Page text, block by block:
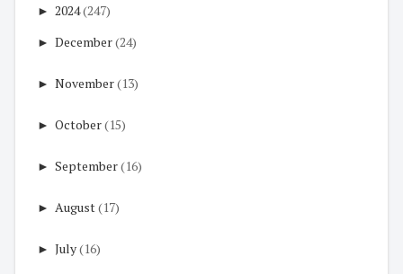
► 2024(247)
► December(24)
► November(13)
► October(15)
► September(16)
► August(17)
► July(16)